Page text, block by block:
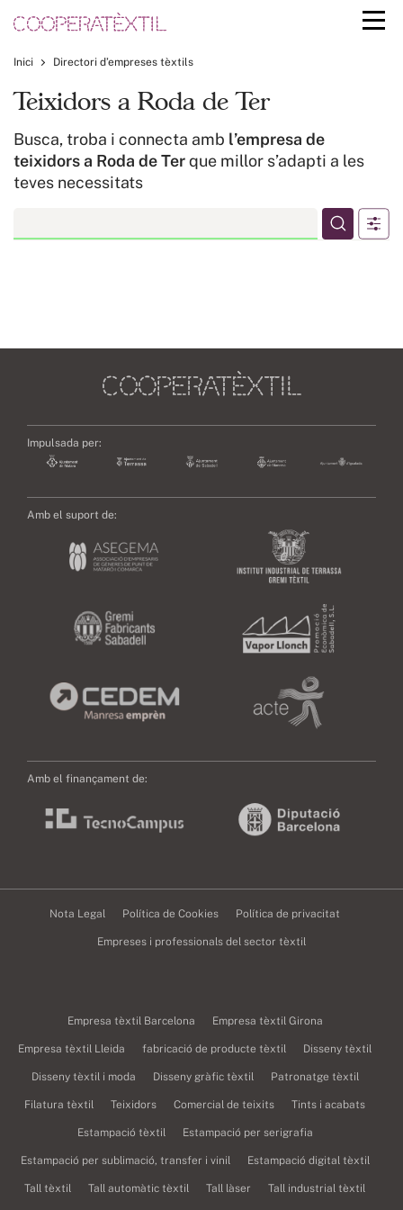
Inici Directori d’empreses tèxtils
Teixidors a Roda de Ter
Busca, troba i connecta amb l’empresa de
teixidors a Roda de Terque millor s’adapti a les
teves necessitats
Impulsada per:
Amb el suport de:
Amb el finançament de:
Nota Legal Política de Cookies Política de privacitat
Empreses i professionals del sector tèxtil
Empresa tèxtil Barcelona Empresa tèxtil Girona
Empresa tèxtil Lleida fabricació de producte tèxtil Disseny tèxtil
Disseny tèxtil i moda Disseny gràfic tèxtil Patronatge tèxtil
Filatura tèxtil Teixidors Comercial de teixits Tints i acabats
Estampació tèxtil Estampació per serigrafia
Estampació per sublimació, transfer i vinil Estampació digital tèxtil
Tall tèxtil Tall automàtic tèxtil Tall làser Tall industrial tèxtil